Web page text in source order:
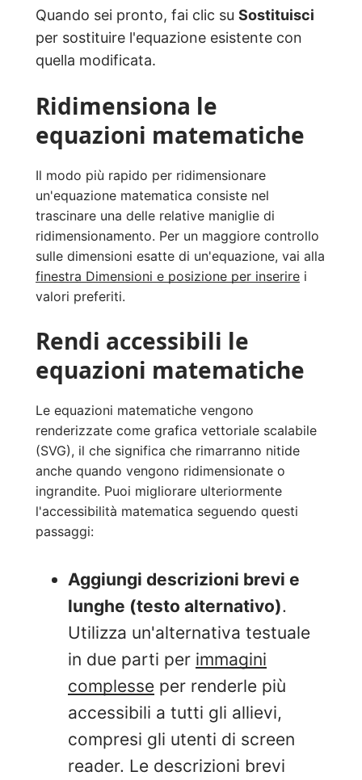
Quando sei pronto, fai clic su Sostituisci
per sostituire l'equazione esistente con
quella modificata.
Ridimensiona le
equazioni matematiche
Il modo più rapido per ridimensionare
un'equazione matematica consiste nel
trascinare una delle relative maniglie di
ridimensionamento. Per un maggiore controllo
sulle dimensioni esatte di un'equazione, vai alla
finestra Dimensioni e posizione per inserire i
valori preferiti.
Rendi accessibili le
equazioni matematiche
Le equazioni matematiche vengono
renderizzate come grafica vettoriale scalabile
(SVG), il che significa che rimarranno nitide
anche quando vengono ridimensionate o
ingrandite. Puoi migliorare ulteriormente
l'accessibilità matematica seguendo questi
passaggi:
Aggiungi descrizioni brevi e
lunghe (testo alternativo).
Utilizza un'alternativa testuale
in due parti per immagini
complesse per renderle più
accessibili a tutti gli allievi,
compresi gli utenti di screen
reader. Le descrizioni brevi